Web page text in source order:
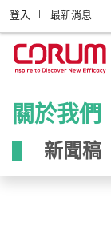
登入 最新消息
關於我們
新聞稿